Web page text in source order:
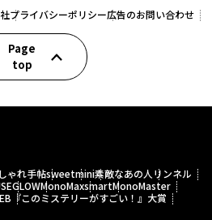
プライバシーポリシー広告のお問い合わせ
Page
top
ゃれ手帖sweetmini素敵なあの人 リンネル
GLOWMonoMaxsmartMonoMaster
『このミステリーがすごい！』大賞